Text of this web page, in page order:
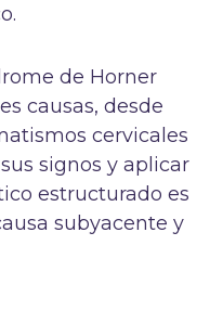
de Horner
causas, desde
cervicales
signos y aplicar
estructurado es
subyacente y